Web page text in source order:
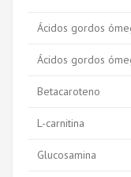
Ácidos gordos
Ácidos gordos
Betacaroteno
L-carnitina
Glucosamina